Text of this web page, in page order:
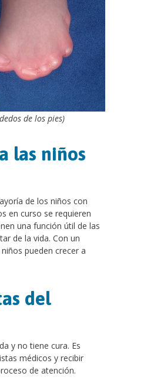
de los pies)
las niños
de los niños con
en curso se requieren
una función útil de las
de la vida. Con un
pueden crecer a
del
y no tiene cura. Es
médicos y recibir
de atención.